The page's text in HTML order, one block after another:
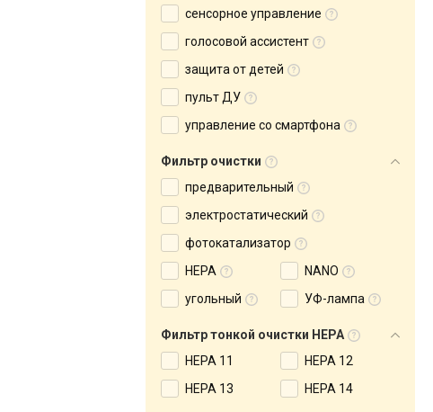
сенсорное управление
голосовой ассистент
защита от детей
пульт ДУ
управление со смартфона
Фильтр очистки
предварительный
электростатический
фотокатализатор
HEPA
NANO
угольный
УФ-лампа
Фильтр тонкой очистки HEPA
HEPA 11
HEPA 12
HEPA 13
HEPA 14